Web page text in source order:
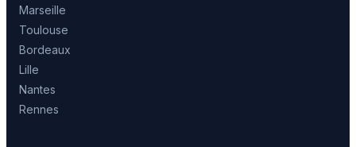
Marseille
Toulouse
Bordeaux
Lille
Nantes
Rennes